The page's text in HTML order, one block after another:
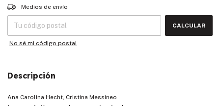
Entregas para el CP:
Medios de envío
CALCULAR
No sé mi código postal
Descripción
Ana Carolina Hecht, Cristina Messineo